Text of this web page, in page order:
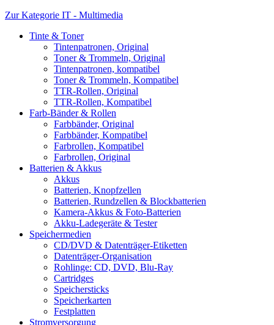
Zur Kategorie IT - Multimedia
Tinte & Toner
Tintenpatronen, Original
Toner & Trommeln, Original
Tintenpatronen, kompatibel
Toner & Trommeln, Kompatibel
TTR-Rollen, Original
TTR-Rollen, Kompatibel
Farb-Bänder & Rollen
Farbbänder, Original
Farbbänder, Kompatibel
Farbrollen, Kompatibel
Farbrollen, Original
Batterien & Akkus
Akkus
Batterien, Knopfzellen
Batterien, Rundzellen & Blockbatterien
Kamera-Akkus & Foto-Batterien
Akku-Ladegeräte & Tester
Speichermedien
CD/DVD & Datenträger-Etiketten
Datenträger-Organisation
Rohlinge: CD, DVD, Blu-Ray
Cartridges
Speichersticks
Speicherkarten
Festplatten
Stromversorgung